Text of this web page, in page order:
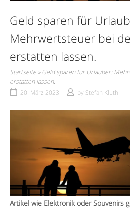
Geld sparen für
Mehrwertsteuer bei
erstatten lassen.
Startseite »Geld sparen für Urlauber:
erstatten lassen.
20. März 2023
by Stefan Kluth
Artikel wie Elektronik oder Souvenirs